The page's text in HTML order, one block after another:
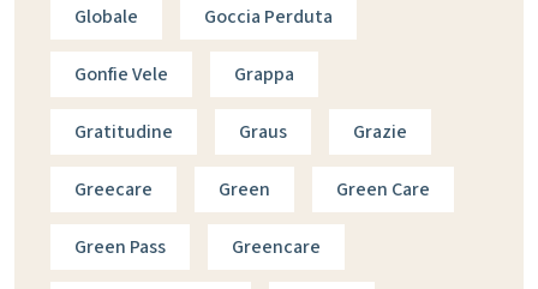
Globale Goccia Perduta
Gonfie Vele Grappa
Gratitudine Graus Grazie
Greecare Green Green Care
Green Pass Greencare